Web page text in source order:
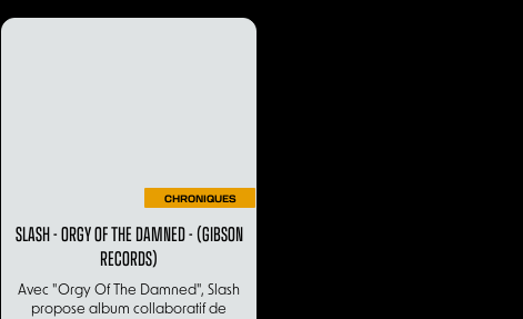
CHRONIQUES
SLASH - ORGY OF THE DAMNED - (GIBSON
RECORDS)
Avec "Orgy Of The Damned", Slash
propose album collaboratif de